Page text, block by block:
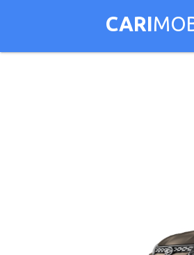
CARI